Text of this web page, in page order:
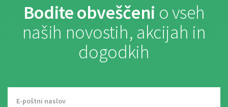
Bodite obveščeni o vseh
naših novostih, akcijah in
dogodkih